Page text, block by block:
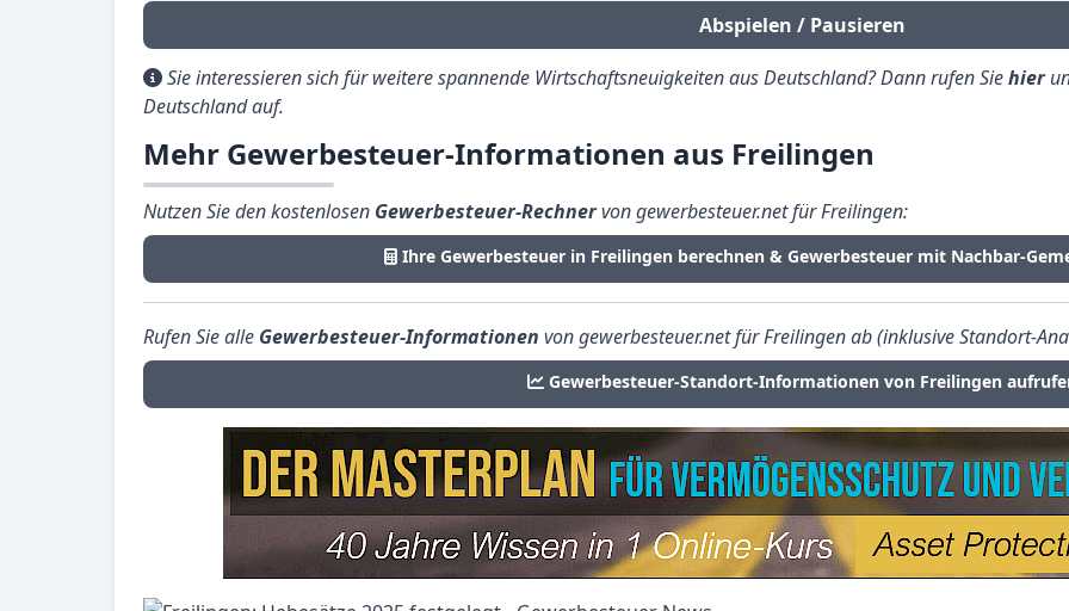
Abspielen / Pausieren
Sie interessieren sich für weitere spannende Wirtschaftsneuigkeiten aus Deutschland? Dann rufen Siehier
Deutschland auf.
Mehr Gewerbesteuer-Informationen aus Freilingen
Nutzen Sie den kostenlosen Gewerbesteuer-Rechnervon gewerbesteuer.net für Freilingen:
Ihre Gewerbesteuer in Freilingen berechnen & Gewerbesteuer mit Nachbar-
Rufen Sie alle Gewerbesteuer-Informationen von gewerbesteuer.net für Freilingen ab (inklusive Standort-
Gewerbesteuer-Standort-Informationen von Freilingen